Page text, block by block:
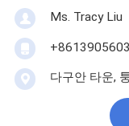
Ms. Tracy Liu
다구안 타운,